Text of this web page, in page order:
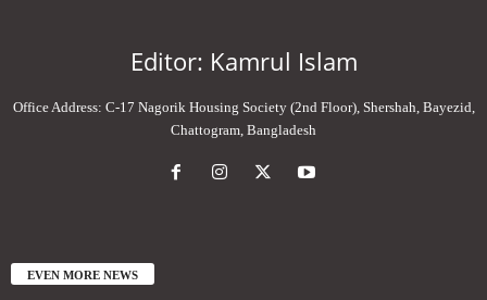
Editor: Kamrul Islam
Office Address: C-17 Nagorik Housing Society (2nd Floor), Shershah, Bayezid,
Chattogram, Bangladesh
EVEN MORE NEWS